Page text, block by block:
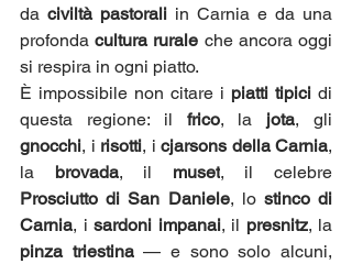
da civiltà pastorali in Carnia e da una
profonda cultura rurale che ancora oggi
si respira in ogni piatto.
È impossibile non citare i piatti tipici di
questa regione: il frico, la jota
gnocchi, i risotti, i cjarsons della Carnia,
la brovada, il muset
Prosciutto di San Daniele, lo stinco di
Carnia, i sardoni impanai, il presnitz
pinza triestina — e sono solo alcuni,